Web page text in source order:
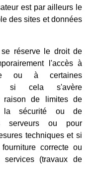
est par ailleurs le
des sites et données
se réserve le droit de
l'accès à
ou à certaines
si cela s'avère
raison de limites de
la sécurité ou de
serveurs ou pour
techniques et si
correcte ou
services (travaux de